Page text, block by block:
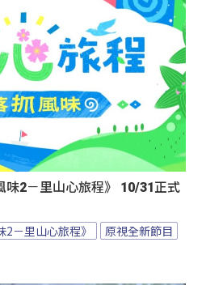
味2－里山心旅程》 10/31正式
2－里山心旅程》
原視全新節目